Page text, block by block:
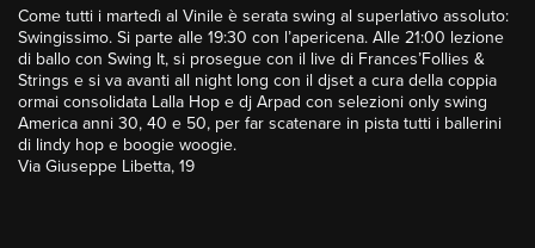
Come tutti i martedì al Vinile è serata swing al superlativo assoluto:
Swingissimo. Si parte alle 19:30 con l’apericena. Alle 21:00 lezione
di ballo con Swing It, si prosegue con il live di Frances’Follies &
Strings e si va avanti all night long con il djset a cura della coppia
ormai consolidata Lalla Hop e dj Arpad con selezioni only swing
America anni 30, 40 e 50, per far scatenare in pista tutti i ballerini
di lindy hop e boogie woogie.
Via Giuseppe Libetta, 19